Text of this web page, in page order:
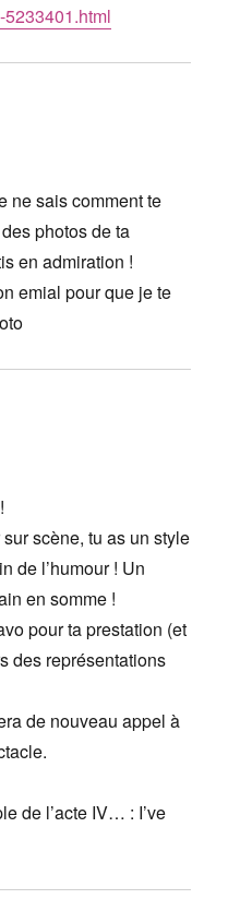
ne sais comment te
photos de ta
en admiration !
emial pour que je te
scène, tu as un style
de l’humour ! Un
en somme !
pour ta prestation (et
des représentations
de nouveau appel à
de l’acte IV… : I’ve